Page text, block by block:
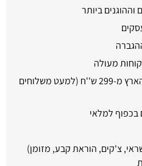
וההוגנים ביותר
מעולה
משלוחים חינם לכל רחבי הארץ מ-299 ש''ח (למעט משלוחים
צ'קים, הוראת קבע, מזומן)